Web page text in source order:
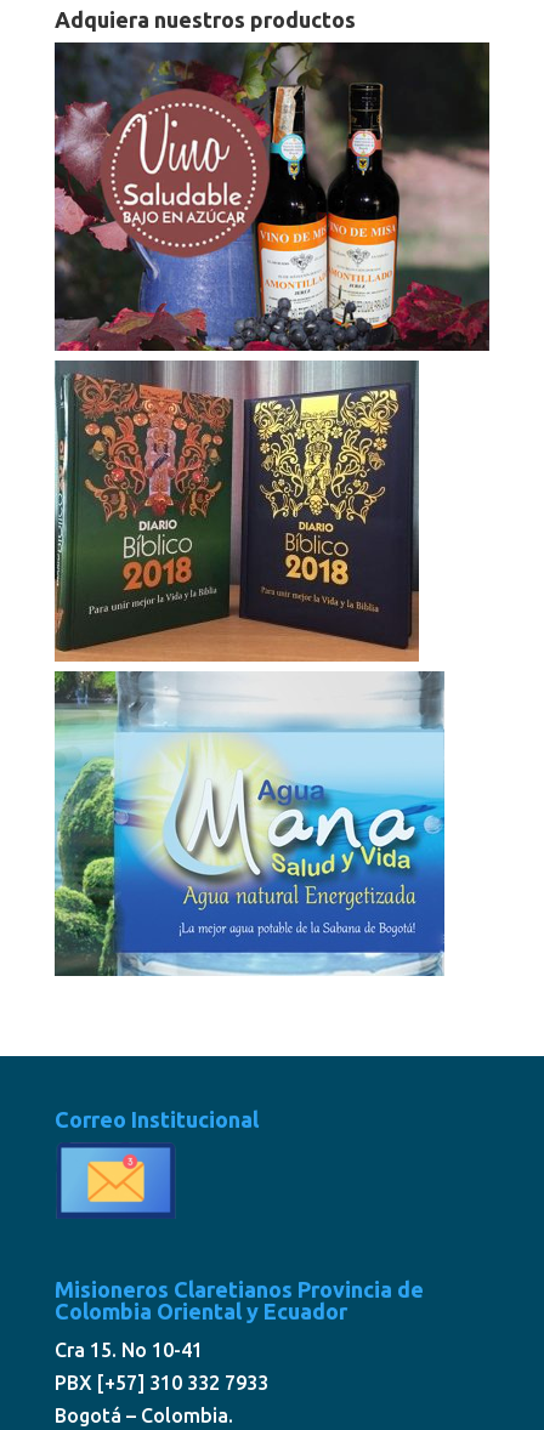
Adquiera nuestros productos
Correo Institucional
Misioneros Claretianos Provincia de
Colombia Oriental y Ecuador
Cra 15. No 10-41
PBX [+57] 310 332 7933
Bogotá – Colombia.